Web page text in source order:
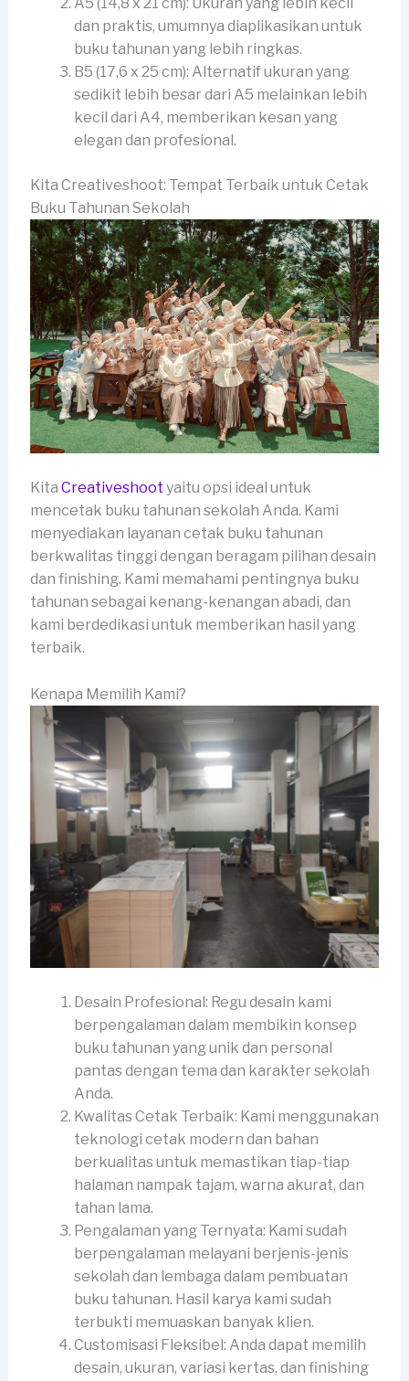
A5 (14,8 x 21 cm): Ukuran yang lebih kecil
dan praktis, umumnya diaplikasikan untuk
buku tahunan yang lebih ringkas.
B5 (17,6 x 25 cm): Alternatif ukuran yang
sedikit lebih besar dari A5 melainkan lebih
kecil dari A4, memberikan kesan yang
elegan dan profesional.
Kita Creativeshoot: Tempat Terbaik untuk Cetak
Buku Tahunan Sekolah
Kita Creativeshoot yaitu opsi ideal untuk
mencetak buku tahunan sekolah Anda. Kami
menyediakan layanan cetak buku tahunan
berkwalitas tinggi dengan beragam pilihan desain
dan finishing. Kami memahami pentingnya buku
tahunan sebagai kenang-kenangan abadi, dan
kami berdedikasi untuk memberikan hasil yang
terbaik.
Kenapa Memilih Kami?
Desain Profesional: Regu desain kami
berpengalaman dalam membikin konsep
buku tahunan yang unik dan personal
pantas dengan tema dan karakter sekolah
Anda.
Kwalitas Cetak Terbaik: Kami menggunakan
teknologi cetak modern dan bahan
berkualitas untuk memastikan tiap-tiap
halaman nampak tajam, warna akurat, dan
tahan lama.
Pengalaman yang Ternyata: Kami sudah
berpengalaman melayani berjenis-jenis
sekolah dan lembaga dalam pembuatan
buku tahunan. Hasil karya kami sudah
terbukti memuaskan banyak klien.
Customisasi Fleksibel: Anda dapat memilih
desain, ukuran, variasi kertas, dan finishing